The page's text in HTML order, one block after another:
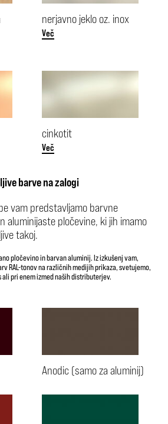
nerjavno jeklo oz. inox
Več
cinkotit
Več
barve na zalogi
vam predstavljamo barvne
aluminijaste pločevine, ki jih imamo
takoj.
pločevino in barvan aluminij. Iz izkušenj vam,
RAL-tonov na različnih medijih prikaza, svetujemo,
pri enem izmed naših distributerjev.
Anodic (samo za aluminij)